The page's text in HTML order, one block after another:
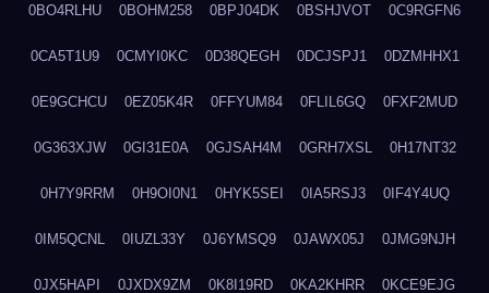
0BO4RLHU 0BOHM258 0BPJ04DK 0BSHJVOT 0C9RGFN6
0CA5T1U9 0CMYI0KC 0D38QEGH 0DCJSPJ1 0DZMHHX1
0E9GCHCU 0EZ05K4R 0FFYUM84 0FLIL6GQ 0FXF2MUD
0G363XJW 0GI31E0A 0GJSAH4M 0GRH7XSL 0H17NT32
0H7Y9RRM 0H9OI0N1 0HYK5SEI 0IA5RSJ3 0IF4Y4UQ
0IM5QCNL 0IUZL33Y 0J6YMSQ9 0JAWX05J 0JMG9NJH
0JX5HAPI 0JXDX9ZM 0K8I19RD 0KA2KHRR 0KCE9EJG